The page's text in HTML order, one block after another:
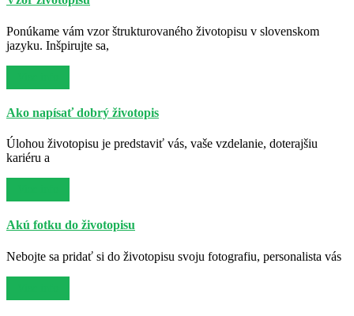
Ponúkame vám vzor štrukturovaného životopisu v slovenskom
jazyku. Inšpirujte sa,
Ako napísať dobrý životopis
Úlohou životopisu je predstaviť vás, vaše vzdelanie, doterajšiu
kariéru a
Akú fotku do životopisu
Nebojte sa pridať si do životopisu svoju fotografiu, personalista vás